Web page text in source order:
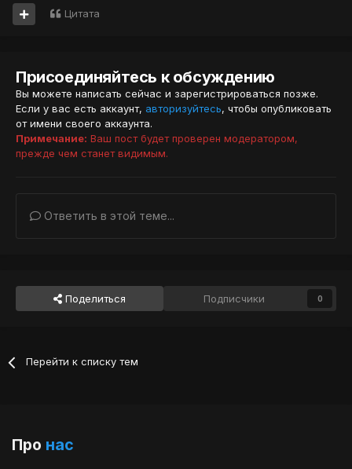
Цитата
Присоединяйтесь к обсуждению
Вы можете написать сейчас и зарегистрироваться позже.
Если у вас есть аккаунт, авторизуйтесь, чтобы опубликовать
от имени своего аккаунта.
Примечание: Ваш пост будет проверен модератором,
прежде чем станет видимым.
Ответить в этой теме...
Поделиться Подписчики 0
Перейти к списку тем
Про нас